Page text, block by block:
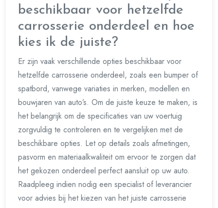
beschikbaar voor hetzelfde
carrosserie onderdeel en hoe
kies ik de juiste?
Er zijn vaak verschillende opties beschikbaar voor
hetzelfde carrosserie onderdeel, zoals een bumper of
spatbord, vanwege variaties in merken, modellen en
bouwjaren van auto’s. Om de juiste keuze te maken, is
het belangrijk om de specificaties van uw voertuig
zorgvuldig te controleren en te vergelijken met de
beschikbare opties. Let op details zoals afmetingen,
pasvorm en materiaalkwaliteit om ervoor te zorgen dat
het gekozen onderdeel perfect aansluit op uw auto.
Raadpleeg indien nodig een specialist of leverancier
voor advies bij het kiezen van het juiste carrosserie